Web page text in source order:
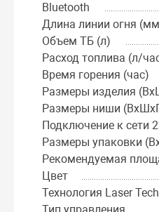
Bluetooth
Длина линии огня
Объем ТБ (л)
Расход топлива (л/
Время горения (час)
Размеры изделия
Размеры ниши
Подключение к сети
Размеры упаковки
Рекомендуемая
Цвет
Технология Laser Tech